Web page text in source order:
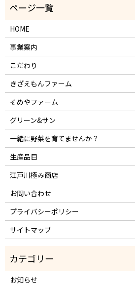
HOME
事業案内
こだわり
きざえもんファーム
そめやファーム
グリーン&サン
一緒に野菜を育てませんか？
生産品目
江戸川極み商店
お問い合わせ
プライバシーポリシー
サイトマップ
お知らせ